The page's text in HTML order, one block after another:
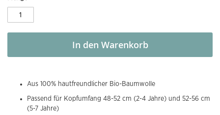
In den Warenkorb
Aus 100% hautfreundlicher Bio-Baumwolle
Passend für Kopfumfang 48-52 cm (2-4 Jahre) und 52-56 cm
(5-7 Jahre)